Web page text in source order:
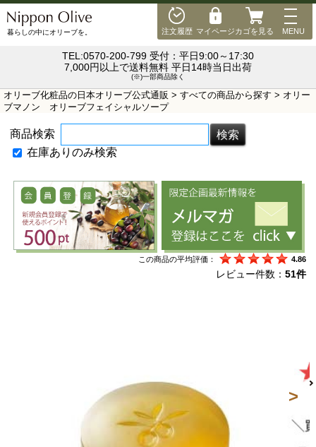
注文履歴 マイページカゴを見る
MENU
MENU
暮らしの中にオリーブを。
TEL:0570-200-799 受付：平日9:00～17:30
7,000円以上で送料無料 平日14時当日出荷
(※)一部商品除く
オリーブ化粧品の日本オリーブ公式通販 > すべての商品から探す > オリー
ブマノン オリーブフェイシャルソープ
商品検索
在庫ありのみ検索
この商品の平均評価： 4.86
レビュー件数： 51件